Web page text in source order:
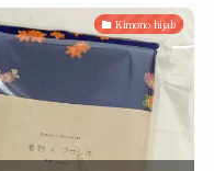
Kimono hijab